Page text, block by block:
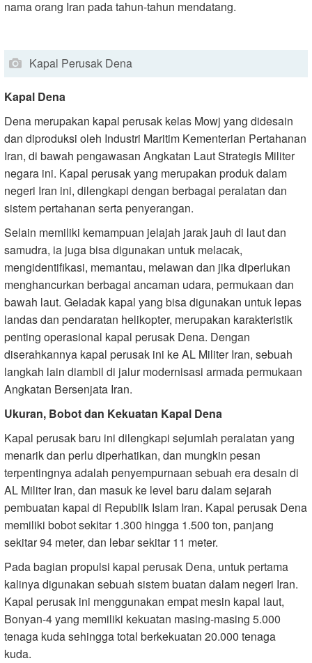
nama orang Iran pada tahun-tahun mendatang.
Kapal Perusak Dena
Kapal Dena
Dena merupakan kapal perusak kelas Mowj yang didesain
dan diproduksi oleh Industri Maritim Kementerian Pertahanan
Iran, di bawah pengawasan Angkatan Laut Strategis Militer
negara ini. Kapal perusak yang merupakan produk dalam
negeri Iran ini, dilengkapi dengan berbagai peralatan dan
sistem pertahanan serta penyerangan.
Selain memiliki kemampuan jelajah jarak jauh di laut dan
samudra, ia juga bisa digunakan untuk melacak,
mengidentifikasi, memantau, melawan dan jika diperlukan
menghancurkan berbagai ancaman udara, permukaan dan
bawah laut. Geladak kapal yang bisa digunakan untuk lepas
landas dan pendaratan helikopter, merupakan karakteristik
penting operasional kapal perusak Dena. Dengan
diserahkannya kapal perusak ini ke AL Militer Iran, sebuah
langkah lain diambil di jalur modernisasi armada permukaan
Angkatan Bersenjata Iran.
Ukuran, Bobot dan Kekuatan Kapal Dena
Kapal perusak baru ini dilengkapi sejumlah peralatan yang
menarik dan perlu diperhatikan, dan mungkin pesan
terpentingnya adalah penyempurnaan sebuah era desain di
AL Militer Iran, dan masuk ke level baru dalam sejarah
pembuatan kapal di Republik Islam Iran. Kapal perusak Dena
memiliki bobot sekitar 1.300 hingga 1.500 ton, panjang
sekitar 94 meter, dan lebar sekitar 11 meter.
Pada bagian propulsi kapal perusak Dena, untuk pertama
kalinya digunakan sebuah sistem buatan dalam negeri Iran.
Kapal perusak ini menggunakan empat mesin kapal laut,
Bonyan-4 yang memiliki kekuatan masing-masing 5.000
tenaga kuda sehingga total berkekuatan 20.000 tenaga
kuda.